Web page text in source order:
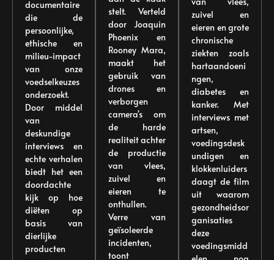
documentaire
die de
persoonlijke,
ethische en
milieu-impact
van onze
voedselkeuzes
onderzoekt.
Door middel
van
deskundige
interviews en
echte verhalen
biedt het een
doordachte
kijk op hoe
diëten op
basis van
dierlijke
producten
stelt. Verteld
door Joaquin
Phoenix en
Rooney Mara,
maakt het
gebruik van
drones en
verborgen
camera's om
de harde
realiteit achter
de productie
van vlees,
zuivel en
eieren te
onthullen.
Verre van
geïsoleerde
incidenten,
toont
zuivel en
eieren en grote
chronische
ziekten zoals
hartaandoeni
ngen,
diabetes en
kanker. Met
interviews met
artsen,
voedingsdesk
undigen en
klokkenluiders
daagt de film
uit waarom
gezondheidsor
ganisaties
deze
voedingsmidd